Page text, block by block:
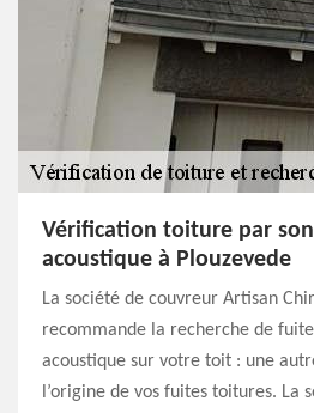
Vérification toiture par
acoustique à Plouzevede
La société de couvreur Artisan
recommande la recherche de
acoustique sur votre toit : une
l’origine de vos fuites toitures. La